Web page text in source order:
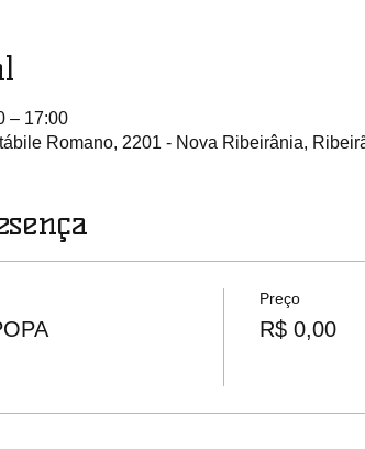
– 17:00
Romano, 2201 - Nova Ribeirânia,
Preço
R$ 0,00